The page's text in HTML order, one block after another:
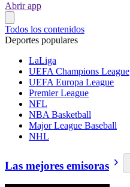
Abrir app
Todos los contenidos
Deportes populares
LaLiga
UEFA Champions League
UEFA Europa League
Premier League
NFL
NBA Basketball
Major League Baseball
NHL
Las mejores emisoras